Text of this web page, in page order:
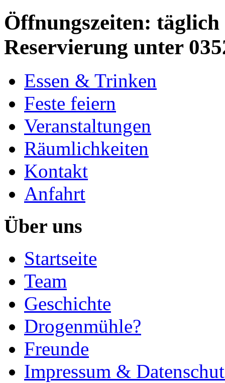
Öffnungszeiten: täglich
Reservierung unter
Essen & Trinken
Feste feiern
Veranstaltungen
Räumlichkeiten
Kontakt
Anfahrt
Über uns
Startseite
Team
Geschichte
Drogenmühle?
Freunde
Impressum &